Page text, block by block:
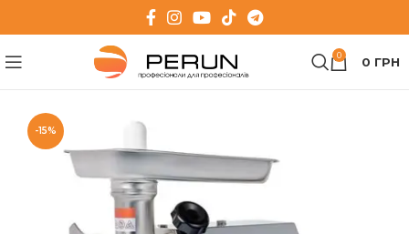
0 0 ГРН
-15%